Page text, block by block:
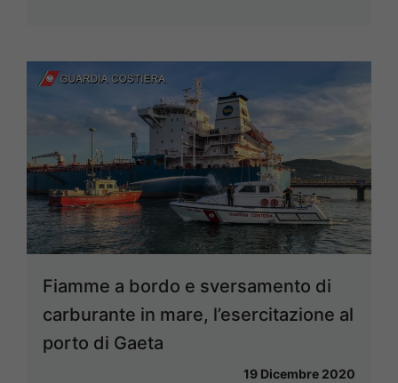
Fiamme a bordo e sversamento di
carburante in mare, l’esercitazione al
porto di Gaeta
19 Dicembre 2020